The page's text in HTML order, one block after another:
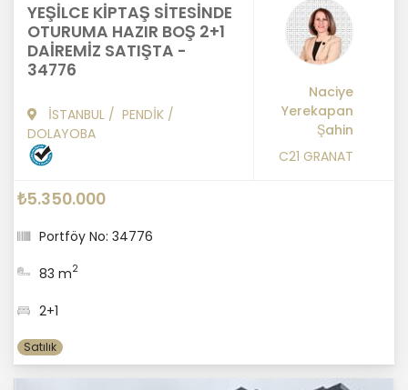
YEŞİLCE KİPTAŞ SİTESİNDE
OTURUMA HAZIR BOŞ 2+1
DAİREMİZ SATIŞTA -
34776
İSTANBUL / PENDİK /
DOLAYOBA
Naciye
Yerekapan
Şahin
C21 GRANAT
₺5.350.000
Portföy No: 34776
83 m2
2+1
Satılık